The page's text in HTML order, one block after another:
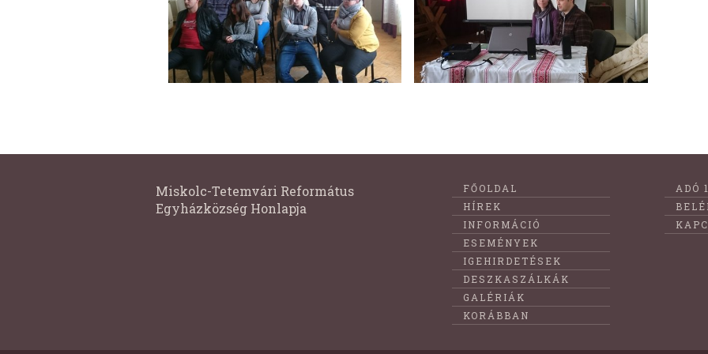
Miskolc-Tetemvári Református
Egyházközség Honlapja
Lábléc
menüje
FŐOLDAL
HÍREK
INFORMÁCIÓ
ESEMÉNYEK
IGEHIRDETÉSEK
DESZKASZÁLKÁK
GALÉRIÁK
KORÁBBAN
ADÓ